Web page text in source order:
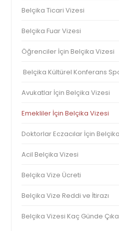
Belçika Ticari Vizesi
Belçika Fuar Vizesi
Öğrenciler İçin Belçika Vizesi
Belçika Kültürel Konferans
Avukatlar İçin Belçika Vizesi
Emekliler İçin Belçika Vizesi
Doktorlar Eczacılar İçin
Acil Belçika Vizesi
Belçika Vize Ücreti
Belçika Vize Reddi ve İtirazı
Belçika Vizesi Kaç Günde